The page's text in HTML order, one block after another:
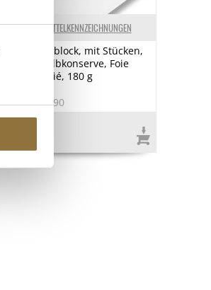
LEBENSMITTELKENNZEICHNUNGEN
Entenleberblock, mit Stücken,
Trapez, Halbkonserve, Foie
Gras, Rougié, 180 g
Art.Nr.:12590